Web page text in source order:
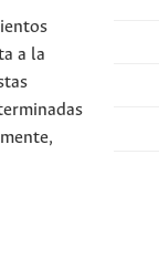
a la